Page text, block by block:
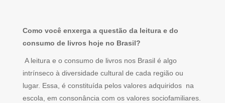
Como você enxerga a questão da leitura e do
consumo de livros hoje no Brasil?
A leitura e o consumo de livros nos Brasil é algo
intrínseco à diversidade cultural de cada região ou
lugar. Essa, é constituída pelos valores adquiridos na
escola, em consonância com os valores sociofamiliares.